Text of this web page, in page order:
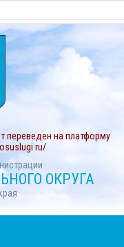
переведен на платформу
ОКРУГА